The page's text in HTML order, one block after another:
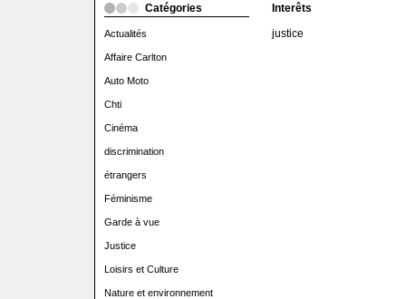
Catégories
Actualités
Affaire Carlton
Auto Moto
Chti
Cinéma
discrimination
étrangers
Féminisme
Garde à vue
Justice
Loisirs et Culture
Nature et environnement
Interêts
justice